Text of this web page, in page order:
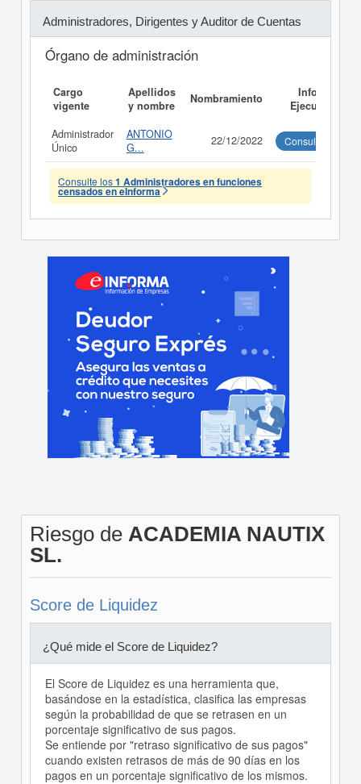
Administradores, Dirigentes y Auditor de Cuentas
Órgano de administración
Cargo
vigente
Apellidos
y nombre
Nombramiento
Informe
Ejecutivo
Administrador
Único
ANTONIO
G...
22/12/2022 Consultar
Consulte los1 Administradores en funciones
censados en eInforma
Riesgo de ACADEMIA NAUTIX
SL.
Score de Liquidez
¿Qué mide el Score de Liquidez?
El Score de Liquidez es una herramienta que,
basándose en la estadística, clasifica las empresas
según la probabilidad de que se retrasen en un
porcentaje significativo de sus pagos.
Se entiende por "retraso significativo de sus pagos"
cuando existen retrasos de más de 90 días en los
pagos en un porcentaje significativo de los mismos.